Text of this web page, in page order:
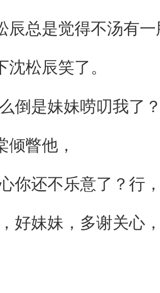
总是觉得不汤有一
松辰笑了。
是妹妹唠叨我了
瞥他，
还不乐意了？行，
妹妹，多谢关心，